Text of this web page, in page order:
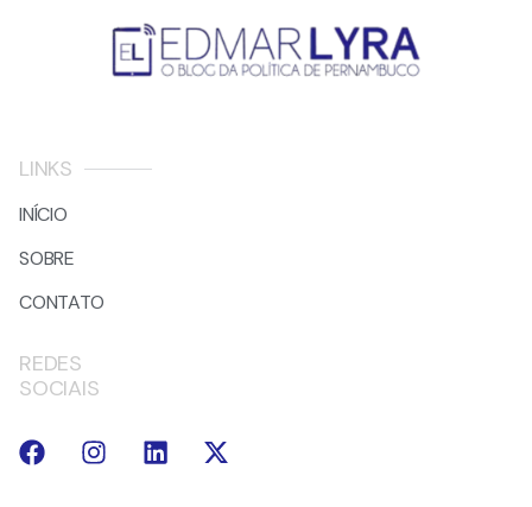
LINKS
INÍCIO
SOBRE
CONTATO
REDES
SOCIAIS